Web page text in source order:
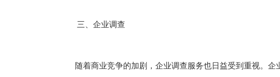
三、企业调查
随着商业竞争的加剧，企业调查服务也日益受到重视。